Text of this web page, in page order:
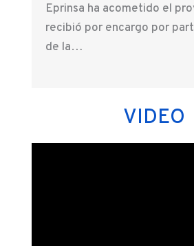
Eprinsa ha acometido el
recibió por encargo por
de la…
VIDEO